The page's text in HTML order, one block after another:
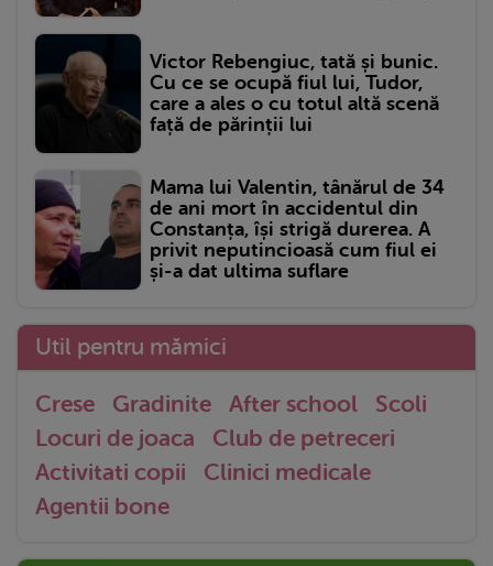
Victor Rebengiuc, tată și bunic.
Cu ce se ocupă fiul lui, Tudor,
care a ales o cu totul altă scenă
față de părinții lui
Mama lui Valentin, tânărul de 34
de ani mort în accidentul din
Constanța, își strigă durerea. A
privit neputincioasă cum fiul ei
și-a dat ultima suflare
Util pentru mămici
Crese Gradinite After school
Scoli
Locuri de joaca
Club de petreceri
Activitati copii
Clinici medicale
Agentii bone